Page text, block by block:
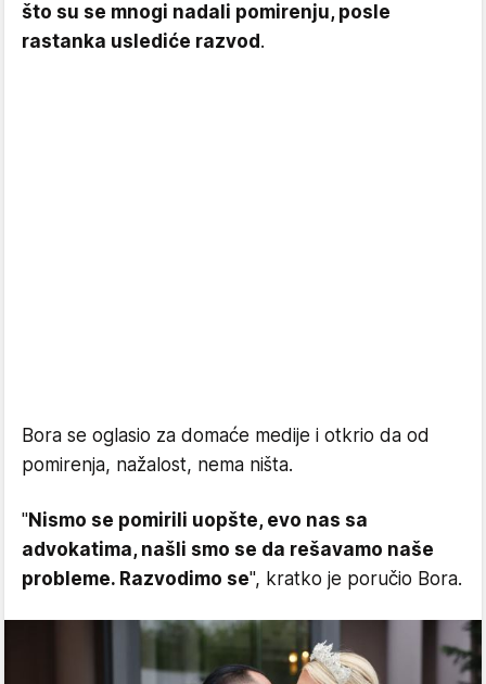
što su se mnogi nadali pomirenju, posle
rastanka uslediće razvod .
Bora se oglasio za domaće medije i otkrio da od
pomirenja, nažalost, nema ništa.
"Nismo se pomirili uopšte, evo nas sa
advokatima, našli smo se da rešavamo naše
probleme. Razvodimo se", kratko je poručio Bora.